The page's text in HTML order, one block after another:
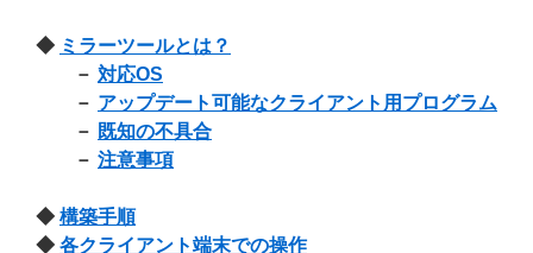
◆ ミラーツールとは？
－ 対応OS
－ アップデート可能なクライアント用プログラム
－ 既知の不具合
－ 注意事項
◆ 構築手順
◆ 各クライアント端末での操作